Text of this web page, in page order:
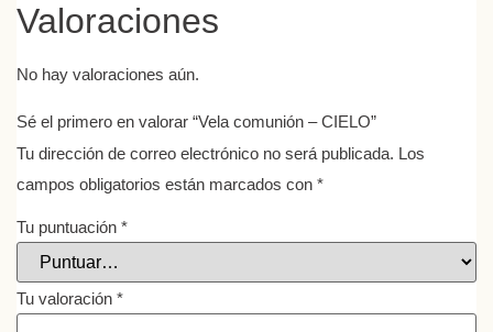
Valoraciones
No hay valoraciones aún.
Sé el primero en valorar “Vela comunión – CIELO”
Tu dirección de correo electrónico no será publicada. Los
campos obligatorios están marcados con *
Tu puntuación *
Tu valoración *